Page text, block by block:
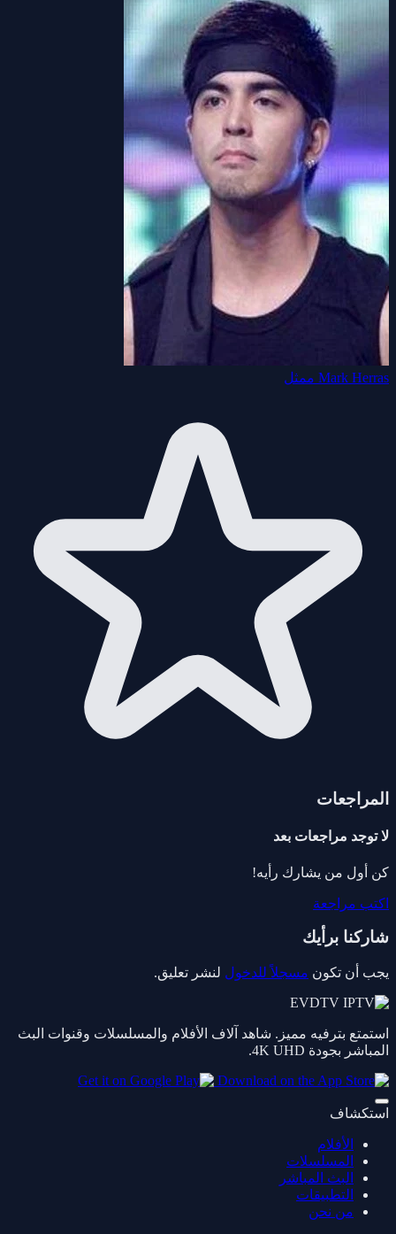
Mark Herras ممثل
المراجعات
لا توجد مراجعات بعد
كن أول من يشارك رأيه!
اكتب مراجعة
شاركنا برأيك
يجب أن تكون مسجلاً للدخول لنشر تعليق.
استمتع بترفيه مميز. شاهد آلاف الأفلام والمسلسلات وقنوات البث
المباشر بجودة 4K UHD.
استكشاف
الأفلام
المسلسلات
البث المباشر
التطبيقات
من نحن